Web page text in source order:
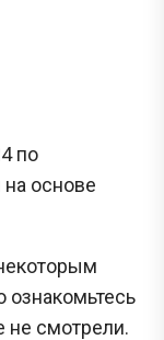
по
основе
ознакомьтесь
не смотрели.